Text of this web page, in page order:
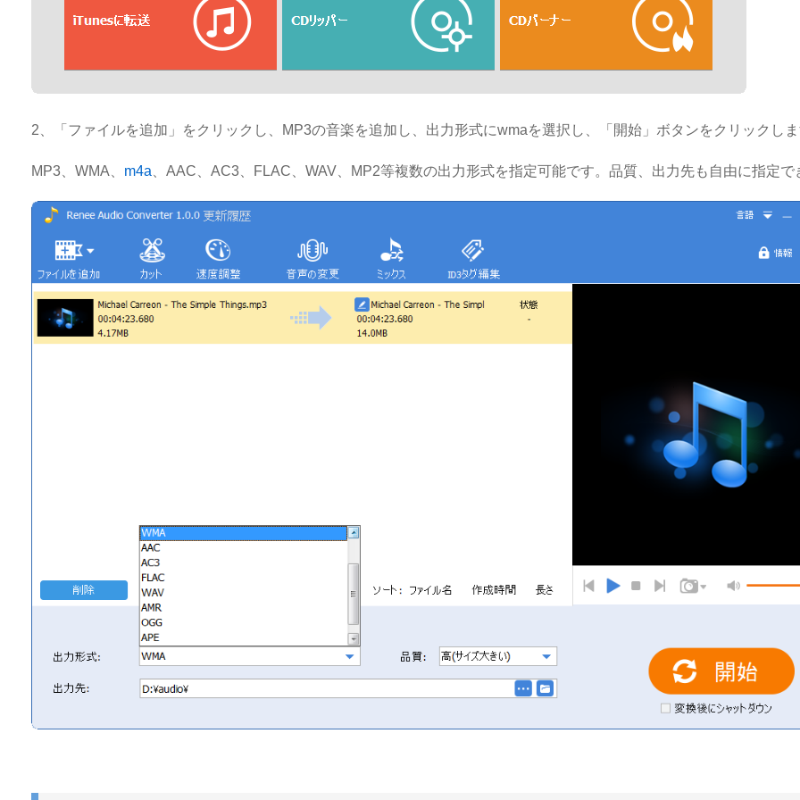
2、「ファイルを追加」をクリックし、MP3の音楽を追加し、出力形式にwmaを選択し、「開始」ボタンをクリックしま
MP3、WMA、 m4a 、AAC、AC3、FLAC、WAV、MP2等複数の出力形式を指定可能です。品質、出力先も自由に指定で